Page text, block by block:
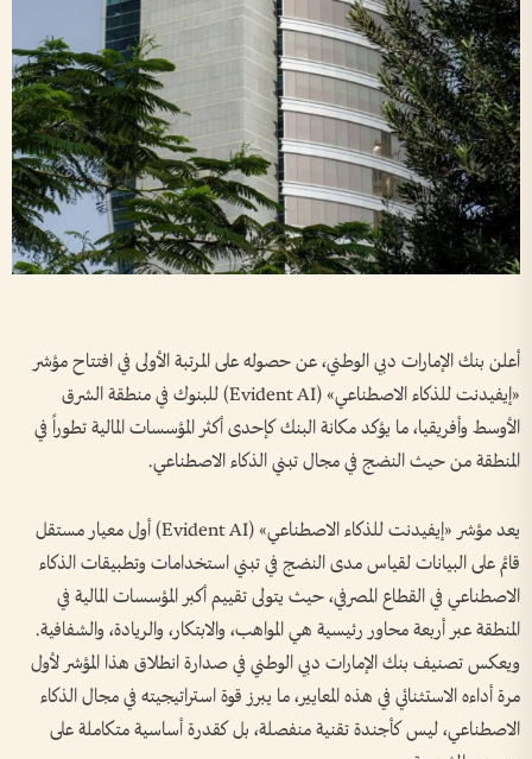
أعلن بنك الإمارات دبي الوطني، عن حصوله على المرتبة الأولى في افتتاح مؤشر
«إيفيدنت للذكاء الاصطناعي» (Evident AI) للبنوك في منطقة الشرق
الأوسط وأفريقيا، ما يؤكد مكانة البنك كإحدى أكثر المؤسسات المالية تطوراً في
المنطقة من حيث النضج في مجال تبني الذكاء الاصطناعي.
يعد مؤشر «إيفيدنت للذكاء الاصطناعي» (Evident AI) أول معيار مستقل
قائم على البيانات لقياس مدى النضج في تبني استخدامات وتطبيقات الذكاء
الاصطناعي في القطاع المصرفي، حيث يتولى تقييم أكبر المؤسسات المالية في
المنطقة عبر أربعة محاور رئيسية هي المواهب، والابتكار، والريادة، والشفافية.
ويعكس تصنيف بنك الإمارات دبي الوطني في صدارة انطلاق هذا المؤشر لأول
مرة أداءه الاستثنائي في هذه المعايير، ما يبرز قوة استراتيجيته في مجال الذكاء
الاصطناعي، ليس كأجندة تقنية منفصلة، بل كقدرة أساسية متكاملة على